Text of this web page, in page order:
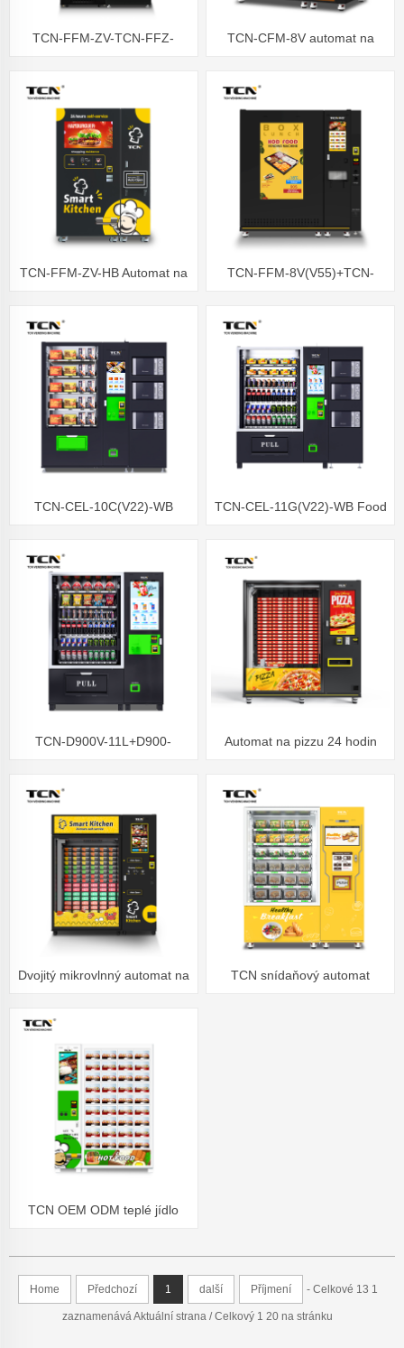
TCN-FFM-ZV-TCN-FFZ-
Mražený automat
TCN-CFM-8V automat na
21.5palcovou dotykovou
obrazovkou
TCN-FFM-ZV-HB Automat na
TCN-FFM-8V(V55)+TCN-
horké jídlo Chladit na -18 C
TCN-CEL-10C(V22)-WB
výživu mikrovlnný ohřev
TCN-CEL-11G(V22)-WB Food
mikrovlnným ohřevem
TCN-D900V-11L+D900-
Automat na ovocný salát
Automat na pizzu 24 hodin
Dvojitý mikrovlnný automat na
TCN snídaňový automat
TCN OEM ODM teplé jídlo
Home Předchozí 1 další Příjmení - Celkové 13 1
zaznamenává Aktuální strana / Celkový 1 20 na stránku